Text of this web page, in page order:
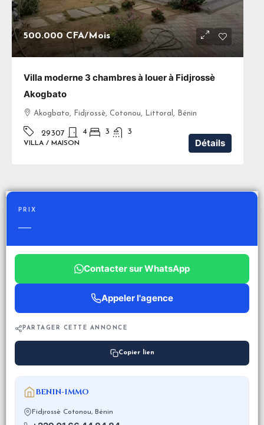
500.000 CFA/Mois
Villa moderne 3 chambres à louer à Fidjrossè
Akogbato
Akogbato, Fidjrossè, Cotonou, Littoral, Bénin
29307 4 3 3
VILLA / MAISON Détails
PRIX
—
Contacter sur WhatsApp
Appeler l'agence
PARTAGER CETTE ANNONCE
Copier lien
BENIN-IMMO
Fidjrossè Cotonou, Bénin